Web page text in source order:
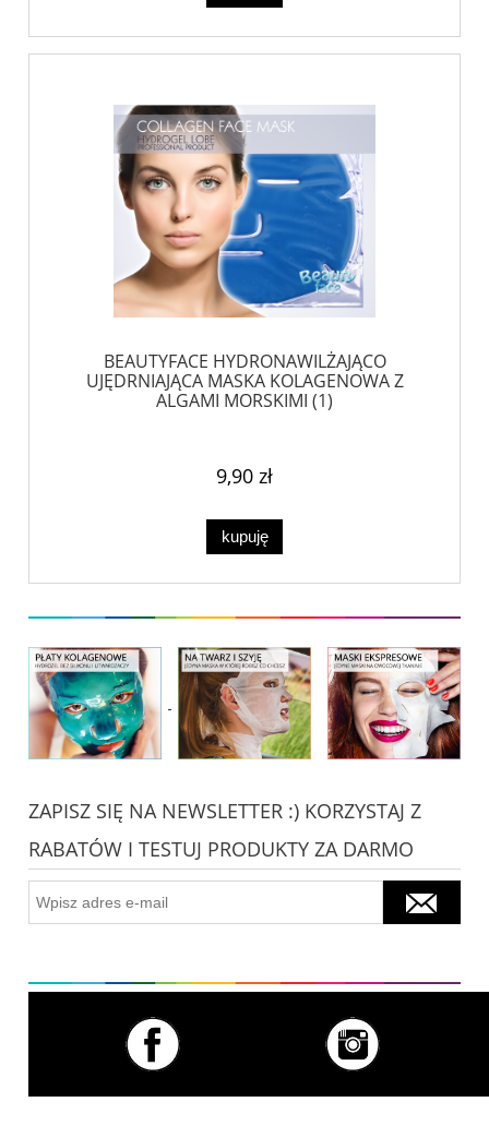
BEAUTYFACE HYDRONAWILŻAJĄCO
UJĘDRNIAJĄCA MASKA KOLAGENOWA Z
ALGAMI MORSKIMI (1)
9,90 zł
kupuję
ZAPISZ SIĘ NA NEWSLETTER :) KORZYSTAJ Z
RABATÓW I TESTUJ PRODUKTY ZA DARMO